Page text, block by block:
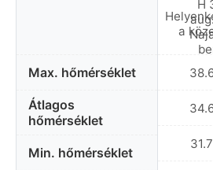
Max. hőmérséklet
Átlagos
hőmérséklet
Min. hőmérséklet
a